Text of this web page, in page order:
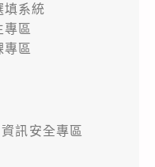
填系統
專區
專區
資訊安全專區